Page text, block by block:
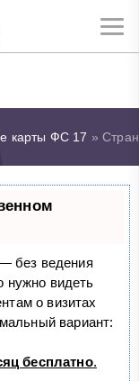
карты ФС 17 »
— без ведения
нужно видеть
о визитах
вариант:
бесплатно.